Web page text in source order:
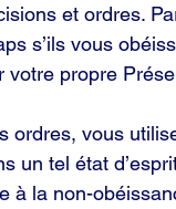
et ordres.
s’ils vous
propre
ordres, vous
un tel état
à la non-